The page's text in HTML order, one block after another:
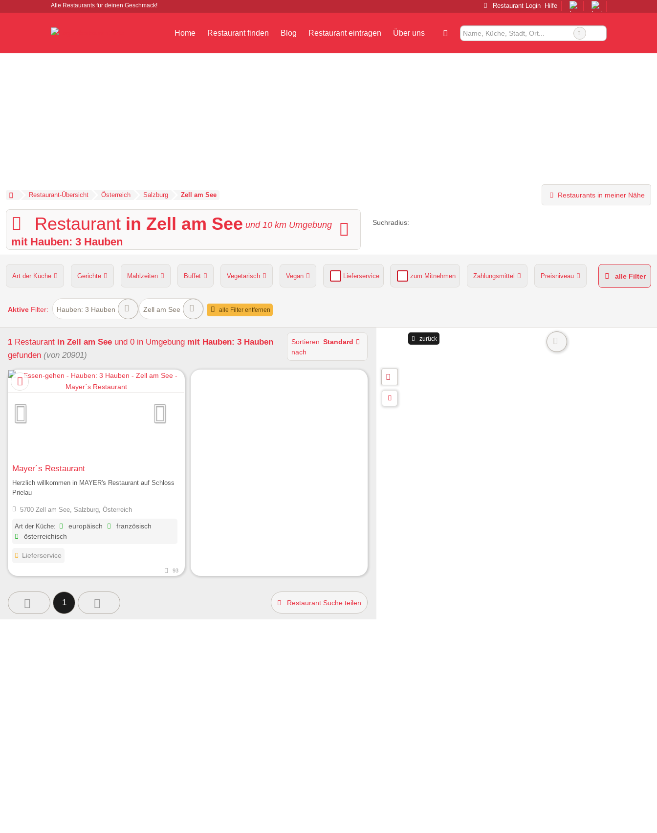
Alle Restaurants für deinen Geschmack! Restaurant Login Hilfe
Home Restaurant finden Blog Restaurant eintragen Über uns
Restaurant-Übersicht Österreich Salzburg Zell am See Restaurants in meiner Nähe
Restaurant in Zell am See und 10 km Umgebung
mit Hauben: 3 Hauben
Suchradius:
Art der Küche Gerichte Mahlzeiten Buffet Vegetarisch Vegan Lieferservice zum Mitnehmen Zahlungsmittel Preisniveau
Hunde erlaubt Kapazität Sitzplätze im Freien grüner Gastgarten
alle Filter
Aktive Filter: Hauben: 3 Hauben Zell am See alle Filter entfernen
1 Restaurant in Zell am See und 0 in Umgebung mit Hauben: 3 Hauben
gefunden (von 20901)
Sortieren
nach
Standard
Mayer´s Restaurant
Herzlich willkommen in MAYER's Restaurant auf Schloss
Prielau
5700 Zell am See, Salzburg, Österreich
Art der Küche: europäisch
französisch
österreichisch
Lieferservice
93
1 Restaurant Suche teilen
zurück